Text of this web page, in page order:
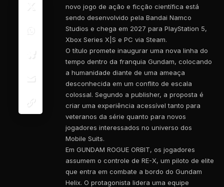
novo jogo de ação e ficção científica está
sendo desenvolvido pela Bandai Namco
Studios e chega em 2027 para PlayStation 5,
Xbox Series X|S e PC via Steam.
O título promete inaugurar uma nova linha do
tempo dentro da franquia Gundam, colocando
a humanidade diante de uma ameaça
desconhecida em um conflito de escala
colossal. Segundo a publisher, a proposta é
criar uma experiência acessível tanto para
veteranos da série quanto para novos
jogadores interessados no universo dos
Mobile Suits.
Em GUNDAM ROGUE ORBIT, os jogadores
assumem o controle de RE-X, um piloto de elite
que entra em combate a bordo do Gundam
Helix. O protagonista lidera uma equipe